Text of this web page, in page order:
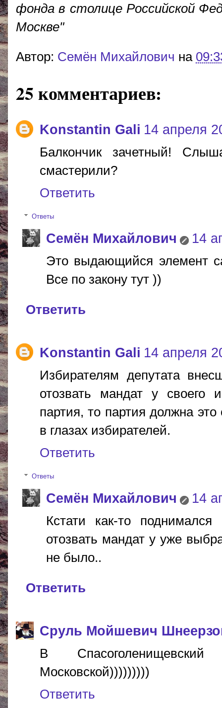
фонда в столице Российской
Москве"
Автор: Cемён Михайлович на
25 комментариев:
Konstantin Gali 14 апреля
Балкончик зачетный!
смастерили?
Ответить
Ответы
Cемён Михайлович 14
Это выдающийся элемент
Все по закону тут ))
Ответить
Konstantin Gali 14 апреля
Избирателям депутата
отозвать мандат у своего
партия, то партия должна
в глазах избирателей.
Ответить
Ответы
Cемён Михайлович 14
Кстати как-то
отозвать мандат у уже
не было..
Ответить
Сруль Мойшевич
В
Московской)))))))))
Ответить